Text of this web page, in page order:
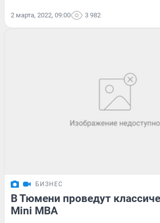
2 марта, 2022, 09:00 3 982
БИЗНЕС
В Тюмени проведут
Mini MBA